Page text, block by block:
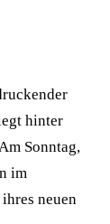
hinter
Sonntag,
im
neuen